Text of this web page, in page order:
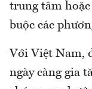
trung tâm
buộc các
Với Việt Nam,
ngày càng gia